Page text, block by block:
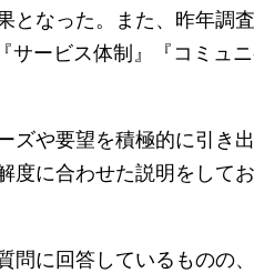
なった。また、昨年調
ービス体制』『コミュ
や要望を積極的に引き
度に合わせた説明をして
に回答しているものの